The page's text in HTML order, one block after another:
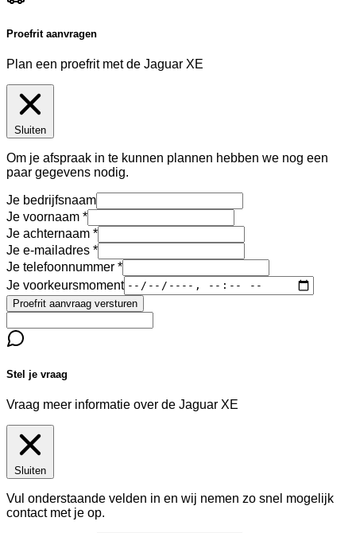
Proefrit aanvragen
Plan een proefrit met de Jaguar XE
Sluiten
Om je afspraak in te kunnen plannen hebben we nog een
paar gegevens nodig.
Je bedrijfsnaam
Je voornaam
Je achternaam
Je e-mailadres
Je telefoonnummer
Je voorkeursmoment
Proefrit aanvraag versturen
Stel je vraag
Vraag meer informatie over de Jaguar XE
Sluiten
Vul onderstaande velden in en wij nemen zo snel mogelijk
contact met je op.